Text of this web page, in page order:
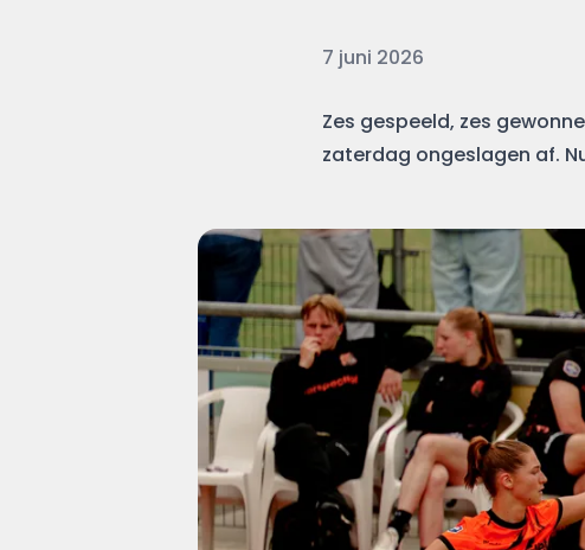
Datum
7 juni 2026
Zes gespeeld, zes
zaterdag ongeslagen af.